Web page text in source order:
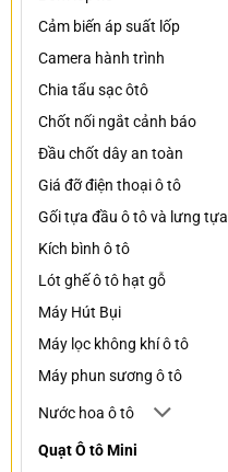
Cảm biến áp suất lốp
Camera hành trình
Chia tẩu sạc ôtô
Chốt nối ngắt cảnh báo
Đầu chốt dây an toàn
Giá đỡ điện thoại ô tô
Gối tựa đầu ô tô và lưng tựa
Kích bình ô tô
Lót ghế ô tô hạt gỗ
Máy Hút Bụi
Máy lọc không khí ô tô
Máy phun sương ô tô
Nước hoa ô tô
Quạt Ô tô Mini